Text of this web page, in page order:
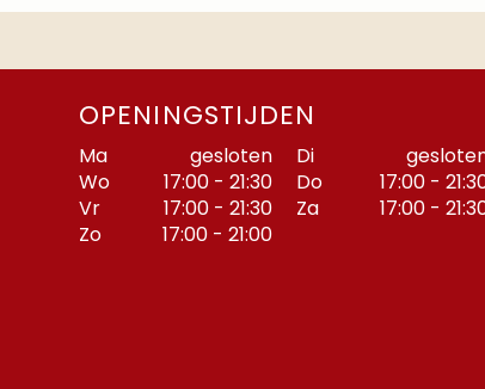
OPENINGSTIJDEN
Ma gesloten Di
Wo
17:00 - 21:30 Do
17:00 -
Vr
17:00 - 21:30 Za
17:00 -
Zo
17:00 - 21:00